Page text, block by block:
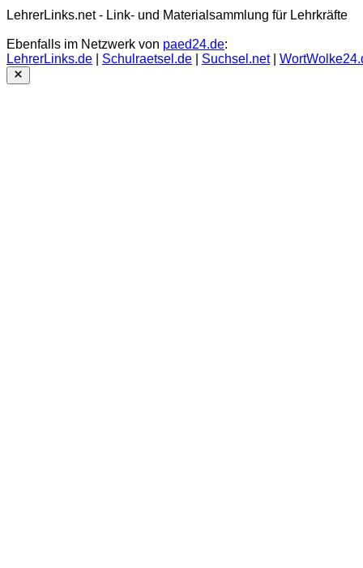
LehrerLinks.net - Link- und Materialsammlung für Lehrkräfte
Ebenfalls im Netzwerk von paed24.de:
LehrerLinks.de
Schulraetsel.de Suchsel.net|
Close